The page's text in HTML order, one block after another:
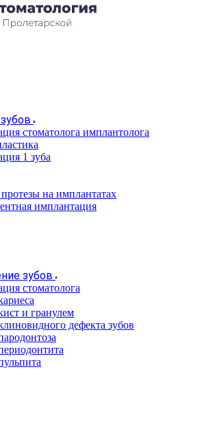
стоматолога имплантолога
1 зуба
на имплантатах
имплантация
зубов
стоматолога
и гранулем
дефекта зубов